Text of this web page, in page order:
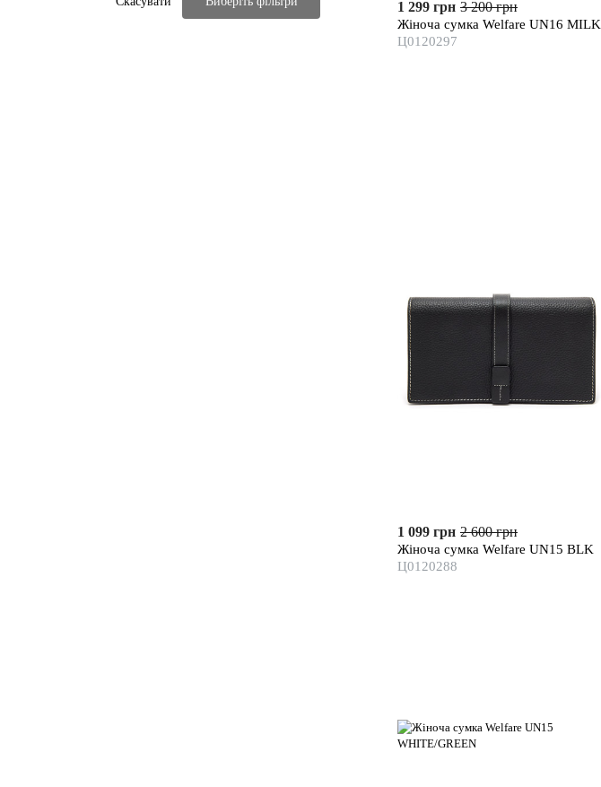
1 299 грн 3 200 грн
Жіноча сумка Welfare UN16 MILK
Ц0120297
1 099 грн 2 600 грн
Жіноча сумка Welfare UN15 BLK
Ц0120288